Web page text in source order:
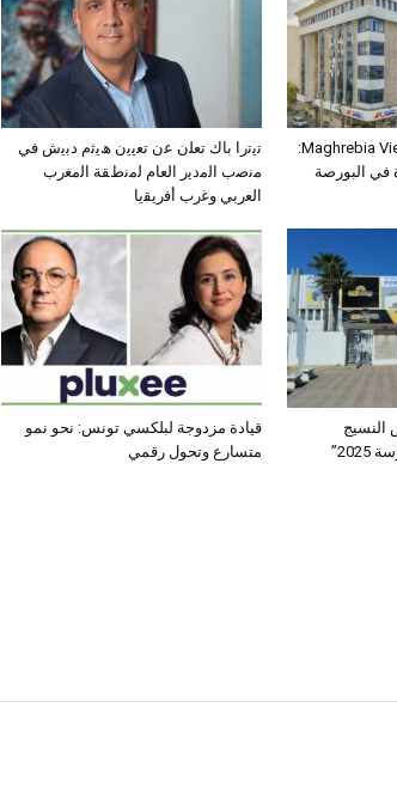
ﺗﯾﺗرا ﺑﺎك ﺗﻌﻠن ﻋن ﺗﻌﯾﯾن ھﯾﺛم دﺑﯾش ﻓﻲ
ﻣﻧﺻب اﻟﻣدﯾر اﻟﻌﺎم ﻟﻣﻧطﻘﺔ اﻟﻣﻐرب
اﻟﻌرﺑﻲ وﻏرب أﻓرﯾﻘﯾﺎ
التأمينات المغربية حياة Maghrebia Vie:
البورصة
قيادة مزدوجة لبلكسي تونس: نحو نمو
متسارع وتحول رقمي
النسيج